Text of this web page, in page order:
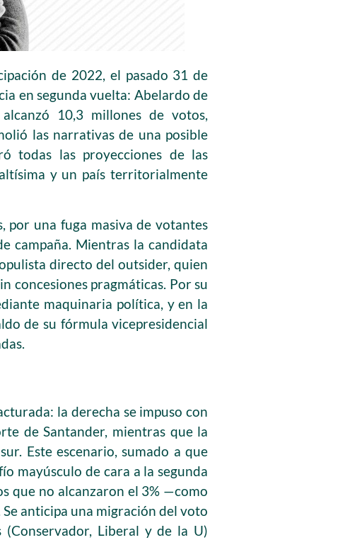
de 2022, el pasado 31 de
en segunda vuelta: Abelardo de
10,3 millones de votos,
las narrativas de una posible
todas las proyecciones de las
y un país territorialmente
por una fuga masiva de votantes
campaña. Mientras la candidata
directo del outsider, quien
concesiones pragmáticas. Por su
maquinaria política, y en la
de su fórmula vicepresidencial
la derecha se impuso con
de Santander, mientras que la
Este escenario, sumado a que
mayúsculo de cara a la segunda
que no alcanzaron el 3% —como
anticipa una migración del voto
Liberal y de la U)